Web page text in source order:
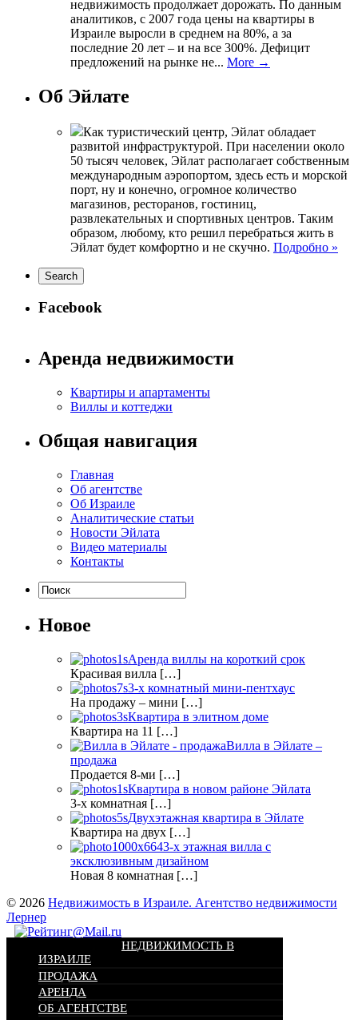
недвижимость продолжает дорожать. По данным
аналитиков, с 2007 года цены на квартиры в
Израиле выросли в среднем на 80%, а за
последние 20 лет – и на все 300%. Дефицит
предложений на рынке не... More →
Об Эйлате
Как туристический центр, Эйлат обладает
развитой инфраструктурой. При населении около
50 тысяч человек, Эйлат располагает собственным
международным аэропортом, здесь есть и морской
порт, ну и конечно, огромное количество
магазинов, ресторанов, гостиниц,
развлекательных и спортивных центров. Таким
образом, любому, кто решил перебраться жить в
Эйлат будет комфортно и не скучно. Подробно »
Facebook
Аренда недвижимости
Квартиры и апартаменты
Виллы и коттеджи
Общая навигация
Главная
Об агентстве
Об Израиле
Аналитические статьи
Новости Эйлата
Видео материалы
Контакты
Новое
Аренда виллы на короткий срок
Красивая вилла […]
3-х комнатный мини-пентхаус
На продажу – мини […]
Квартира в элитном доме
Квартира на 11 […]
Вилла в Эйлате –
продажа
Продается 8-ми […]
Квартира в новом районе Эйлата
3-х комнатная […]
Двухэтажная квартира в Эйлате
Квартира на двух […]
3-х этажная вилла с
эксклюзивным дизайном
Новая 8 комнатная […]
© 2026 Недвижимость в Израиле. Агентство недвижимости
Лернер
НЕДВИЖИМОСТЬ В
ИЗРАИЛЕ
ПРОДАЖА
АРЕНДА
ОБ АГЕНТСТВЕ